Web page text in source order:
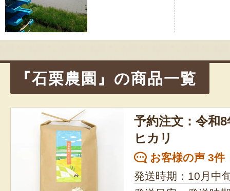
ビ
ゲ
ョ
ン
『石栗農園』の商品一覧
予約注文：令和
ヒカリ
お客様の声 3件
発送時期：10月中